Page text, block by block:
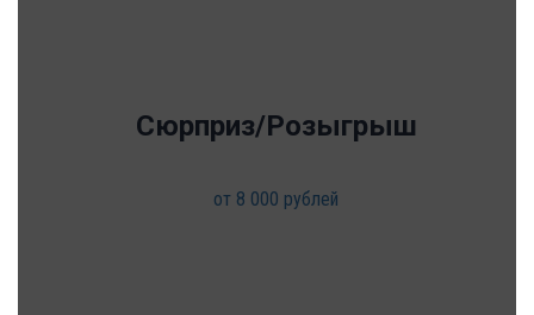
Сюрприз/Розыгрыш
от 8 000 рублей